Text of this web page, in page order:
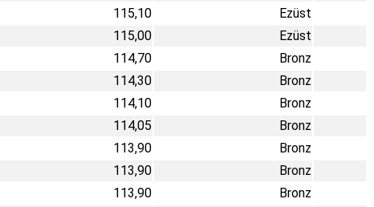
115,10
Ezüst
115,00
Ezüst
114,70
Bronz
114,30
Bronz
114,10
Bronz
114,05
Bronz
113,90
Bronz
113,90
Bronz
113,90
Bronz